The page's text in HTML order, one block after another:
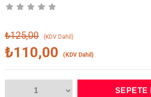
₺125,00 (KDV Dahil)
₺110,00 (KDV Dahil)